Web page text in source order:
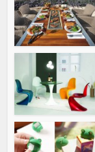
panel
panel